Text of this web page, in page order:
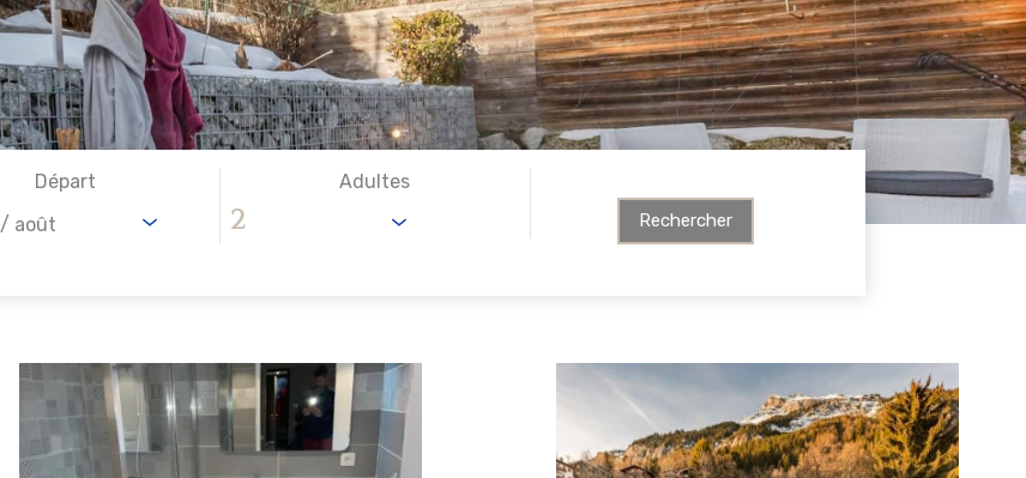
Départ
/ août
Adultes
Rechercher